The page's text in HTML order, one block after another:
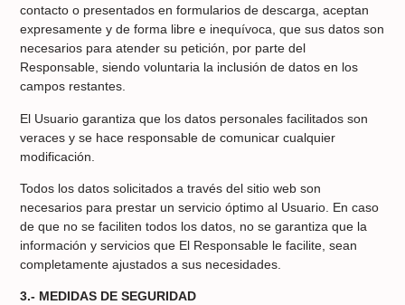
contacto o presentados en formularios de descarga, aceptan
expresamente y de forma libre e inequívoca, que sus datos son
necesarios para atender su petición, por parte del
Responsable, siendo voluntaria la inclusión de datos en los
campos restantes.
El Usuario garantiza que los datos personales facilitados son
veraces y se hace responsable de comunicar cualquier
modificación.
Todos los datos solicitados a través del sitio web son
necesarios para prestar un servicio óptimo al Usuario. En caso
de que no se faciliten todos los datos, no se garantiza que la
información y servicios que El Responsable le facilite, sean
completamente ajustados a sus necesidades.
3.- MEDIDAS DE SEGURIDAD